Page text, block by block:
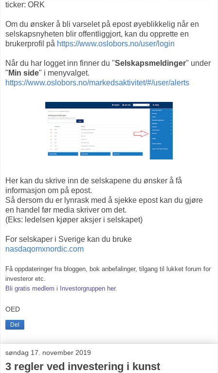
ticker: ORK
Om du ønsker å bli varselet på epost øyeblikkelig når en
selskapsnyheten blir offentliggjort, kan du opprette en
brukerprofil på https://www.oslobors.no/user/login
Når du har logget inn finner du "Selskapsmeldinger" under
" Min side" i menyvalget.
https://www.oslobors.no/markedsaktivitet/#/user/alerts
Her kan du skrive inn de selskapene du ønsker å få
informasjon om på epost.
Så dersom du er lynrask med å sjekke epost kan du gjøre
en handel før media skriver om det.
(Eks: ledelsen kjøper aksjer i selskapet)
For selskaper i Sverige kan du bruke
nasdaqomxnordic.com
Få oppdateringer fra bloggen, bok anbefalinger, tilgang til lukket forum for
investeror etc.
Bli gratis medlem i Investorgruppen her.
OED
Del
søndag 17. november 2019
3 regler ved investering i kunst